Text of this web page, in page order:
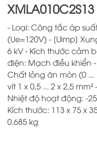
- Loại: Công tắc áp
(Ue=120V) - [Uimp]
6 kV - Kích thước cảm
điện: Mạch điều khiển
Chất lỏng ăn mòn (0 ...
vít 1 x 0,5 ... 2 x 2,5
Nhiệt độ hoạt động: -
Kích thước: 113 x 75 x
0.685 kg